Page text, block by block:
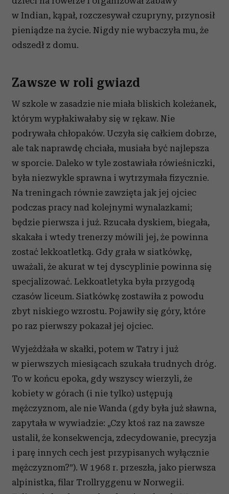
w Indian, kąpał, rozczesywał czupryny, przynosił
pieniądze na życie. Nigdy nie wybaczyła mu, że
odszedł z domu.
Zawsze w roli gwiazd
W szkole w zasadzie nie miała bliskich koleżanek,
którym wypłakiwałaby się w rękaw. Nie
podrywała chłopaków. Uczyła się całkiem dobrze,
ale tak naprawdę chciała, musiała być najlepsza
w sporcie. Daleko w tyle zostawiała rówieśniczki,
była niezwykle sprawna i wytrzymała fizycznie.
Na treningach równie zawzięta jak jej ojciec
podczas pracy nad kolejnymi wynalazkami;
będzie pierwsza i już. Rzucała dyskiem, biegała,
skakała i wtedy trenerzy mówili jej, że powinna
zostać lekkoatletką. Gdy grała w siatkówkę,
uważali, że akurat w tej dyscyplinie powinna się
specjalizować. Lekkoatletyka była przygodą
czasów liceum. Siatkówkę zostawiła z powodu
zbyt niskiego wzrostu. Pojawiły się góry, które
po raz pierwszy pokazał jej ojciec.
Wyjeżdżała w skałki, potem w Tatry i już
w pierwszych miesiącach szukała trudnych dróg.
To w końcu epoka, gdy wszyscy wierzyli, że
kobiety w górach (i nie tylko) ustępują
mężczyznom, ale nie Wanda (gdy była już sławna,
zapytała w wywiadzie: „Czy ktoś raz na zawsze
ustalił, że konsekwencja, zdecydowanie, precyzja
i parę innych cech jest przypisanych wyłącznie
mężczyznom?”). W 1968 r. przeszła, jako pierwsza
alpinistka, filar Trollryggenu w Norwegii.